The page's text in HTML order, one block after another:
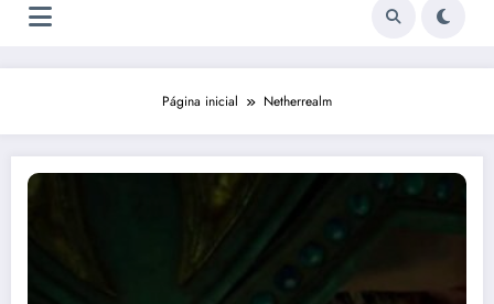
Página inicial Netherrealm